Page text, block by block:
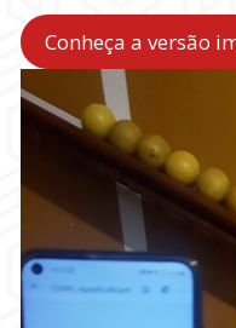
Conheça a versão